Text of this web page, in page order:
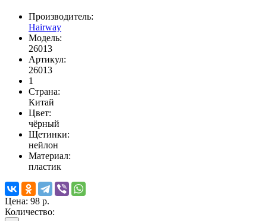
Производитель:
Hairway
Модель:
26013
Артикул:
26013
1
Страна:
Китай
Цвет:
чёрный
Щетинки:
нейлон
Материал:
пластик
Цена: 98 р.
Количество: